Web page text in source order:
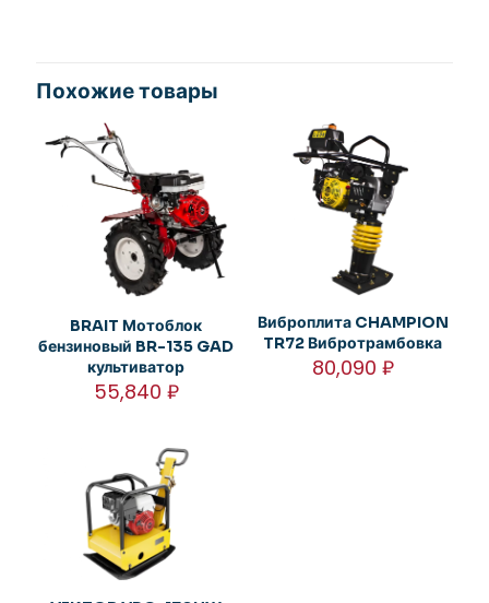
Похожие товары
BRAIT Мотоблок
бензиновый BR-135 GAD
культиватор
55,840 ₽
Виброплита CHAMPION
TR72 Вибротрамбовка
80,090 ₽